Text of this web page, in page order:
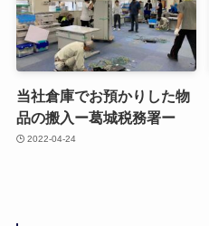
当社倉庫でお預かりした物
品の搬入ー葛城税務署ー
2022-04-24